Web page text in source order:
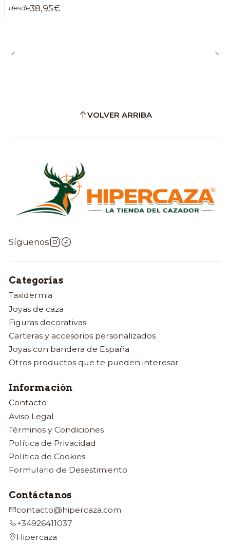
desde38,95€
VOLVER ARRIBA
Síguenos
Categorías
Taxidermia
Joyas de caza
Figuras decorativas
Carteras y accesorios personalizados
Joyas con bandera de España
Otros productos que te pueden interesar
Información
Contacto
Aviso Legal
Términos y Condiciones
Política de Privacidad
Política de Cookies
Formulario de Desestimiento
Contáctanos
contacto@hipercaza.com
+34926411037
Hipercaza